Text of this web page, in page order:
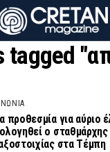
προθεσμία για αύριο
ο σταθμάρχης
στα Τέμπη